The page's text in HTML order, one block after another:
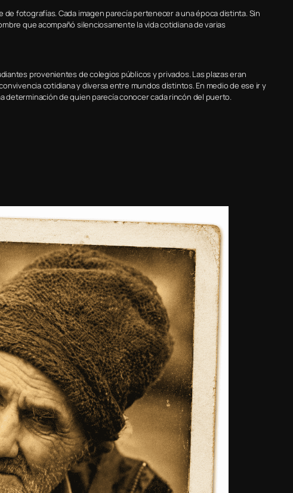
fotografías. Cada imagen parecía pertenecer a una época distinta. Sin
que acompañó silenciosamente la vida cotidiana de varias
provenientes de colegios públicos y privados. Las plazas eran
cotidiana y diversa entre mundos distintos. En medio de ese ir y
determinación de quien parecía conocer cada rincón del puerto.